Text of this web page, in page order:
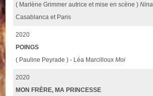
( Marlène Grimmer autrice et mise en scène )Nina
Casablanca et Paris
2020
POINGS
( Pauline Peyrade ) - Léa MarcillouxMoi
2020
MON FRÈRE, MA PRINCESSE